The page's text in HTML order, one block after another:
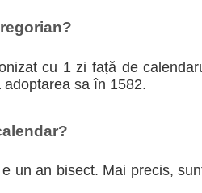
cu 1 zi față de
sa în 1582.
un an bisect. Mai precis,